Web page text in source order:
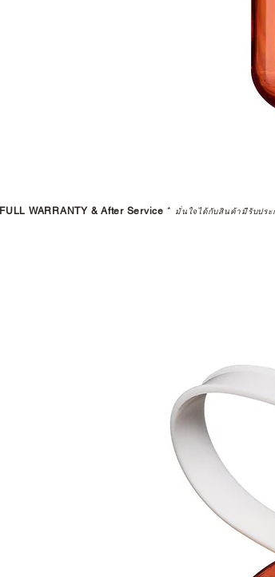
FULL WARRANTY & After Service * มั่นใจได้กับสินค้ามีรับปร